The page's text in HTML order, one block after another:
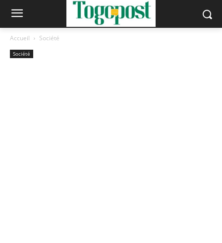
Accueil Société
Société